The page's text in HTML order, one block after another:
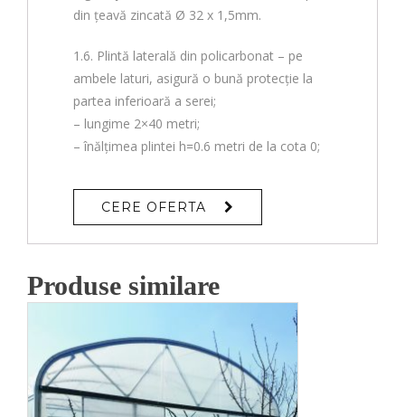
din țeavă zincată Ø 32 x 1,5mm.
1.6. Plintă laterală din policarbonat – pe
ambele laturi, asigură o bună protecție la
partea inferioară a serei;
– lungime 2×40 metri;
– înălțimea plintei h=0.6 metri de la cota 0;
CERE OFERTA
Produse similare